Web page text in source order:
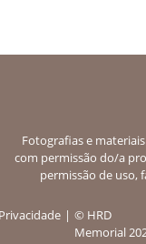
Fotografias e
com permissão do/a
permissão de uso,
© HRD
Memorial